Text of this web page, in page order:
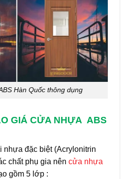
Hàn Quốc thông dụng
GIÁ CỬA NHỰA ABS
đặc biệt (Acrylonitrin
chất phụ gia nên cửa nhựa
gồm 5 lớp :